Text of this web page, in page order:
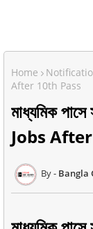
Home
After 10th Pass
মাধ্যমিক
Jobs
Bangla